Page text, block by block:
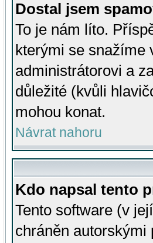
Dostal jsem
To je nám líto.
kterými se snažíme
administrátorovi a
důležité (kvůli
mohou konat.
Návrat nahoru
Kdo napsal tento
Tento software (v
chráněn autorskými